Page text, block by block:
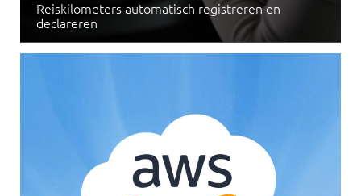
Reiskilometers automatisch registreren en
declareren